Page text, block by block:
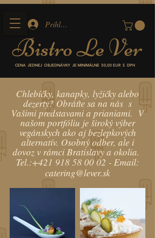
Prihlásiť
BistroLe Ver
CENA JEDNEJ OBJEDNÁVKY JE MINIMÁLNE 50,00 EUR S DPH
Chlebíčky, kanapky, lyžičky alebo
dezerty? Obráťte sa na nás s
Vašimi predstavami a prianiami. V
našom portfóliu je široký výber
vegánskych ako aj bezlepkových
alternatív. Osobný odber, ale i
dovoz v rámci Bratislavy a okolia.
Tel.:+421 918 58 00 02 - Email:
catering@lever.sk